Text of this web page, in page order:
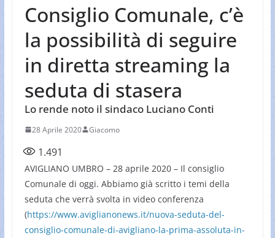
Consiglio Comunale, c’è
la possibilità di seguire
in diretta streaming la
seduta di stasera
Lo rende noto il sindaco Luciano Conti
28 Aprile 2020 Giacomo
1.491
AVIGLIANO UMBRO – 28 aprile 2020 – Il consiglio
Comunale di oggi. Abbiamo già scritto i temi della
seduta che verrà svolta in video conferenza
(https://www.aviglianonews.it/nuova-seduta-del-
consiglio-comunale-di-avigliano-la-prima-assoluta-in-